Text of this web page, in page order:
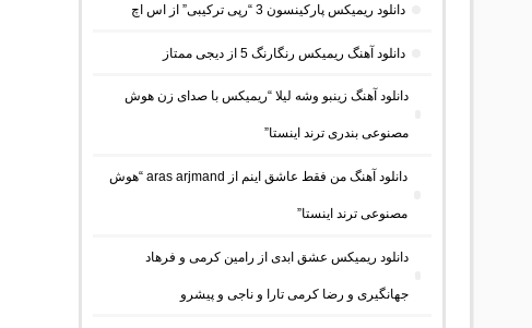
دانلود ریمیکس پارکینسون 3 “رپی ترکیبی” از اس اچ
دانلود آهنگ ریمیکس رنگارنگ 5 از دیجی ممتاز
دانلود آهنگ زینبو وشه لیلا “ریمیکس با صدای زن هوش
مصنوعی بندری ترند اینستا”
دانلود آهنگ من فقط عاشق اینم از aras arjmand “هوش
مصنوعی ترند اینستا”
دانلود ریمیکس عشق ابدی از رامین کرمی و فرهاد
جهانگیری و رضا کرمی تارا و ناجی و پیشرو